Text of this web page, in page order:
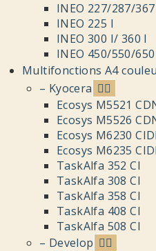
INEO 227/287/367
INEO 225 I
INEO 300 I/ 360 I
INEO 450/550/
Multifonctions A4
– Kyocera
Ecosys M5521
Ecosys M5526
Ecosys M6230
Ecosys M6235
TaskAlfa 352 CI
TaskAlfa 308 CI
TaskAlfa 358 CI
TaskAlfa 408 CI
TaskAlfa 508 CI
– Develop